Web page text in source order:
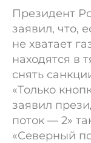
Президент
заявил, что,
не хватает
находятся в
снять
«Только
заявил
поток — 2»
«Северный